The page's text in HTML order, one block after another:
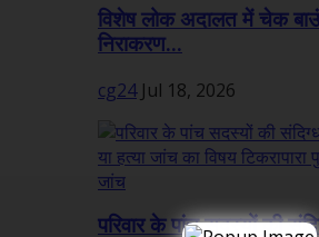
विशेष लोक अदालत में चेक
निराकरण...
cg24 Jul 18, 2026
परिवार के पांच सदस्यों की